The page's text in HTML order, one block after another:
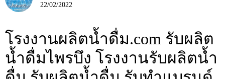
22/02/2022
โรงงานผลิตน้ำดื่ม.com รับผลิต
น้ำดื่มไพรบึง โรงงานรับผลิตน้ำ